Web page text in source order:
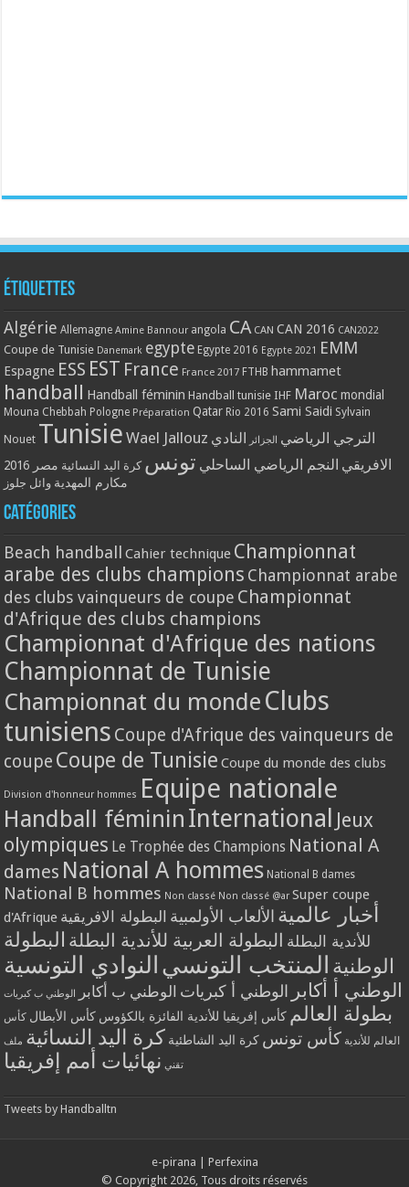
Étiquettes
Algérie Allemagne Amine Bannour angola CA CAN CAN 2016 CAN2022
Coupe de Tunisie Danemark egypte Egypte 2016 Egypte 2021 EMM
Espagne ESS EST France France 2017 FTHB hammamet
handball Handball féminin Handball tunisie IHF Maroc mondial
Mouna Chebbah Pologne Préparation Qatar Rio 2016 Sami Saidi Sylvain
Nouet Tunisie Wael Jallouz الترجي الرياضي الجزائر النادي
الافريقي النجم الرياضي الساحلي تونس كرة اليد النسائية مصر 2016
مكارم المهدية وائل جلوز
Catégories
Beach handball Cahier technique Championnat
arabe des clubs champions Championnat arabe
des clubs vainqueurs de coupe Championnat
d'Afrique des clubs champions
Championnat d'Afrique des nations
Championnat de Tunisie
Championnat du monde Clubs
tunisiens Coupe d'Afrique des vainqueurs de
coupe Coupe de Tunisie Coupe du monde des clubs
Division d'honneur hommes Equipe nationale
Handball féminin International Jeux
olympiques Le Trophée des Champions National A
dames National A hommes National B dames
National B hommes Non classé Non classé @ar Super coupe
d'Afrique
أخبار عالمية الألعاب الأولمبية البطولة الافريقية
للأندية البطلة البطولة العربية للأندية البطلة البطولة
الوطنية المنتخب التونسي النوادي التونسية
الوطني أ أكابر الوطني أ كبريات الوطني ب أكابر الوطني ب كبريات
بطولة العالم كأس إفريقيا للأندية الفائزة بالكؤوس كأس الأبطال كأس
العالم للأندية كأس تونس كرة اليد الشاطئية كرة اليد النسائية ملف
تقني نهائيات أمم إفريقيا
Tweets by Handballtn
e-pirana
Perfexina
© Copyright 2026, Tous droits réservés